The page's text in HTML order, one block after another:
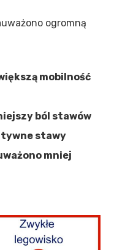
ogromną
mobilność
ból stawów
stawy
mniej